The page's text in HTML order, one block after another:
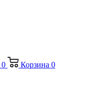
0 Корзина 0